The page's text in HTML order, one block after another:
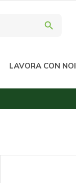
search
LAVORA CON NOI